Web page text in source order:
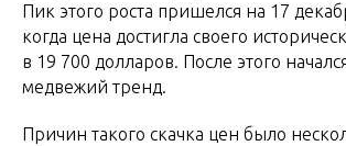
Пик этого роста пришелся на 17
когда цена достигла своего
в 19 700 долларов. После этого
медвежий тренд.
Причин такого скачка цен было